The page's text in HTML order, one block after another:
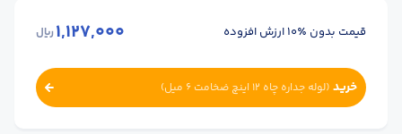
قیمت بدون ٪۱۰ ارزش افزوده 1,127,000ریال
خرید (لوله جداره چاه 12 اینچ ضخامت 6 میل )